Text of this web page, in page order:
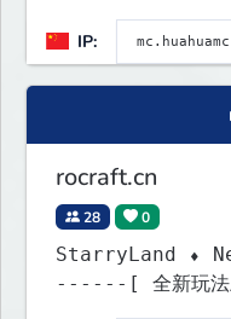
更新进度 (80%)
IP:
rocraft.cn
28 0
StarryLand ⬧